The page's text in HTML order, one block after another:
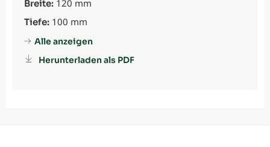
Breite: 120 mm
Tiefe: 100 mm
Alle anzeigen
Herunterladen als PDF